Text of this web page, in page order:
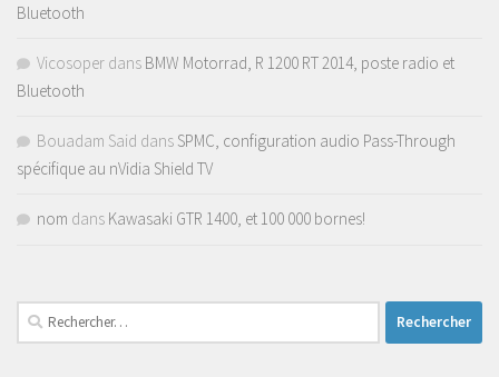
Bluetooth
Vicosoper dans BMW Motorrad, R 1200 RT 2014, poste radio et
Bluetooth
Bouadam Said dans SPMC, configuration audio Pass-Through
spécifique au nVidia Shield TV
nom dans Kawasaki GTR 1400, et 100 000 bornes!
Rechercher :